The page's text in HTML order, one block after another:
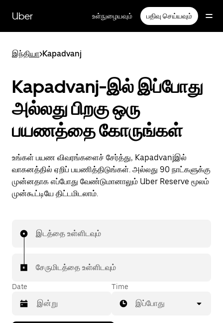
பக்கத்திற்குச்
செல்லவும்
Uber உள்நுழையவும் பதிவு செய்யவும்
இந்தியா>Kapadvanj
Kapadvanj-இல் இப்போது
அல்லது பிறகு ஒரு
பயணத்தை கோருங்கள்
உங்கள் பயண விவரங்களைச் சேர்த்து, Kapadvanjஇல்
வாகனத்தில் ஏறிப் பயணித்திடுங்கள். அல்லது 90 நாட்களுக்கு
முன்னதாக எப்போது வேண்டுமானாலும் Uber Reserve மூலம்
முன்கூட்டியே திட்டமிடலாம்.
இடத்தை உள்ளிடவும்
சேருமிடத்தை உள்ளிடவும்
Date Time
இப்போது